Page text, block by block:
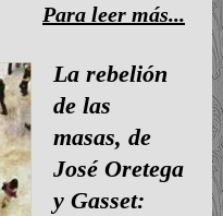
Para leer más...
La rebelión
de las
masas, de
José Oretega
y Gasset: